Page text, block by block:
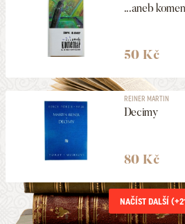
...aneb
50 Kč
REINER MARTIN
Decimy
80 Kč
NAČÍST DALŠÍ (+